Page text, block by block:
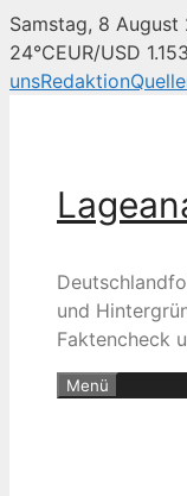
Samstag, 8 August
24°CEUR/USD
unsRedaktion
und
Faktencheck
Menü